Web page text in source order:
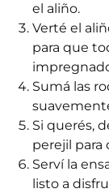
el aliño.
Verté el
para que
Sumá las
Si querés,
perejil para
Serví la
listo a